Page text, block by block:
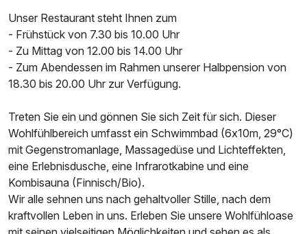
Ausstattung
Für 8 Tage
Unser Restaurant steht Ihnen zum
- Frühstück von 7.30 bis 10.00 Uhr
- Zu Mittag von 12.00 bis 14.00 Uhr
- Zum Abendessen im Rahmen unserer Halbpension von
18.30 bis 20.00 Uhr zur Verfügung.
Treten Sie ein und gönnen Sie sich Zeit für sich. Dieser
Wohlfühlbereich umfasst ein Schwimmbad (6x10m, 29°C)
mit Gegenstromanlage, Massagedüse und Lichteffekten,
eine Erlebnisdusche, eine Infrarotkabine und eine
Kombisauna (Finnisch/Bio).
Wir alle sehnen uns nach gehaltvoller Stille, nach dem
kraftvollen Leben in uns. Erleben Sie unsere Wohlfühloase